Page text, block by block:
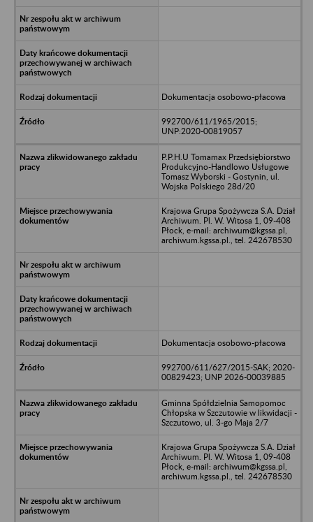
Dokumentacja osobowo-płacowa
992700/611/1965/2015;
UNP:2020-00819057
P.P.H.U Tomamax Przedsiębiorstwo
Produkcyjno-Handlowo Usługowe
Tomasz Wyborski - Gostynin, ul.
Wojska Polskiego 28d/20
Krajowa Grupa Spożywcza S.A. Dział
Archiwum. Pl. W. Witosa 1, 09-408
Płock, e-mail: archiwum@kgssa.pl,
archiwum.kgssa.pl., tel. 242678530
Dokumentacja osobowo-płacowa
992700/611/627/2015-SAK; 2020-
00829423; UNP 2026-00039885
Gminna Spółdzielnia Samopomoc
Chłopska w Szczutowie w likwidacji -
Szczutowo, ul. 3-go Maja 2/7
Krajowa Grupa Spożywcza S.A. Dział
Archiwum. Pl. W. Witosa 1, 09-408
Płock, e-mail: archiwum@kgssa.pl,
archiwum.kgssa.pl., tel. 242678530